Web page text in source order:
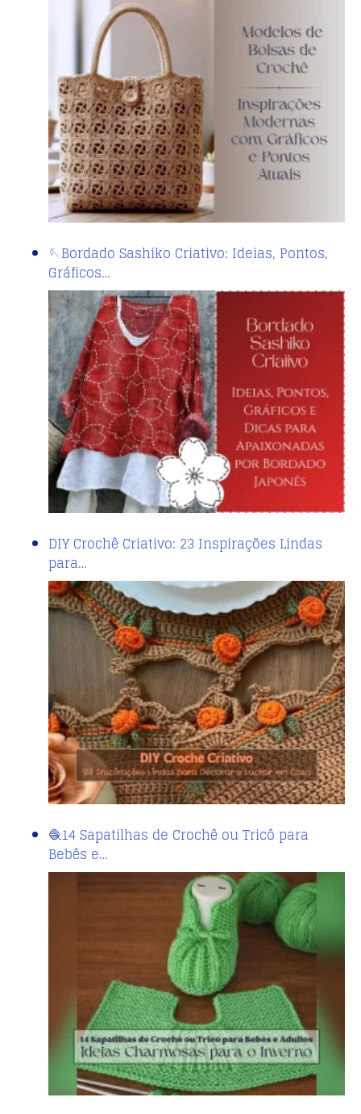
🪡Bordado Sashiko Criativo: Ideias, Pontos,
Gráficos…
DIY Crochê Criativo: 23 Inspirações Lindas
para…
🧶14 Sapatilhas de Crochê ou Tricô para
Bebês e…